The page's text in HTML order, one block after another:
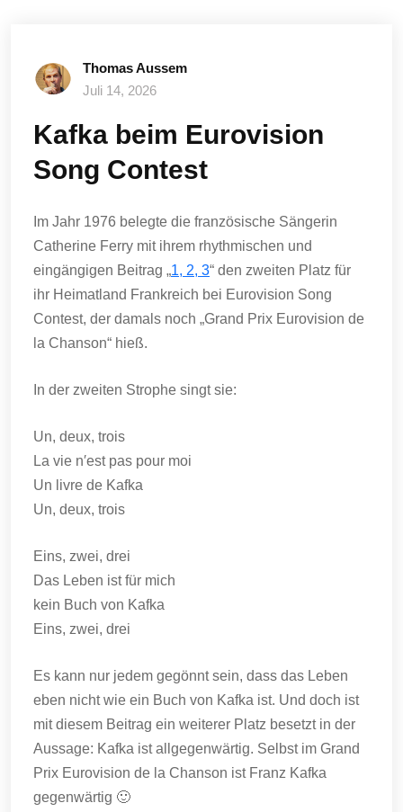
Thomas Aussem
Juli 14, 2026
Kafka beim Eurovision
Song Contest
Im Jahr 1976 belegte die französische Sängerin
Catherine Ferry mit ihrem rhythmischen und
eingängigen Beitrag „1, 2, 3“ den zweiten Platz für
ihr Heimatland Frankreich bei Eurovision Song
Contest, der damals noch „Grand Prix Eurovision de
la Chanson“ hieß.
In der zweiten Strophe singt sie:
Un, deux, trois
La vie n′est pas pour moi
Un livre de Kafka
Un, deux, trois
Eins, zwei, drei
Das Leben ist für mich
kein Buch von Kafka
Eins, zwei, drei
Es kann nur jedem gegönnt sein, dass das Leben
eben nicht wie ein Buch von Kafka ist. Und doch ist
mit diesem Beitrag ein weiterer Platz besetzt in der
Aussage: Kafka ist allgegenwärtig. Selbst im Grand
Prix Eurovision de la Chanson ist Franz Kafka
gegenwärtig 🙂